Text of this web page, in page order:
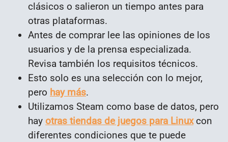
clásicos o salieron un tiempo antes para
otras plataformas.
Antes de comprar lee las opiniones de los
usuarios y de la prensa especializada.
Revisa también los requisitos técnicos.
Esto solo es una selección con lo mejor,
pero hay más.
Utilizamos Steam como base de datos, pero
hay otras tiendas de juegos para Linuxcon
diferentes condiciones que te puede